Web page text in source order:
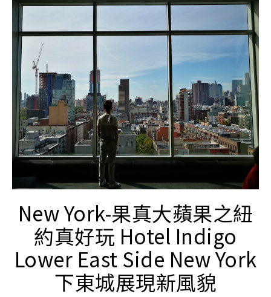
New York-果真大蘋果之紐
約真好玩 Hotel Indigo
Lower East Side New York
下東城展現新風貌